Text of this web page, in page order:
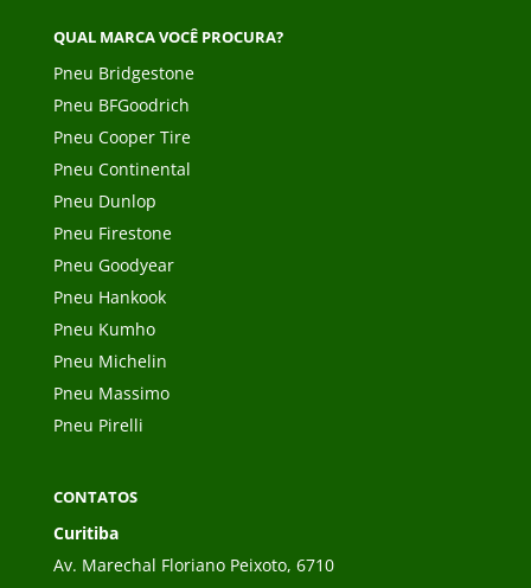
QUAL MARCA VOCÊ PROCURA?
Pneu Bridgestone
Pneu BFGoodrich
Pneu Cooper Tire
Pneu Continental
Pneu Dunlop
Pneu Firestone
Pneu Goodyear
Pneu Hankook
Pneu Kumho
Pneu Michelin
Pneu Massimo
Pneu Pirelli
CONTATOS
Curitiba
Av. Marechal Floriano Peixoto, 6710